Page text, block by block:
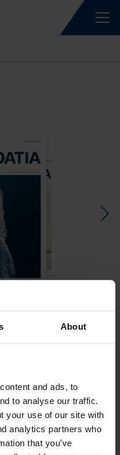
About
and ads, to
to analyse our traffic.
your use of our site with
analytics partners who
that you’ve
of de klasse van de
exemplaar van ons
presenteren
de schoonheden, het
Kroatie, andere
Airlines, maar ook